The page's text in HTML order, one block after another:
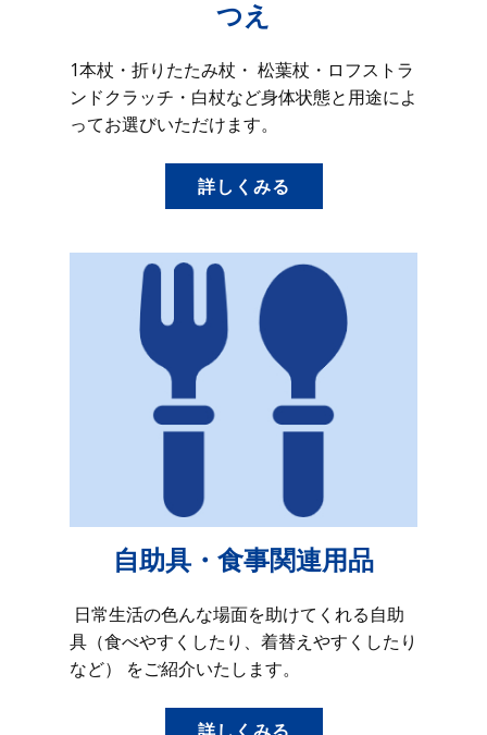
つえ
1本杖・折りたたみ杖・ 松葉杖・ロフストラ
ンドクラッチ・白杖など身体状態と用途によ
ってお選びいただけます。
詳しくみる
自助具・食事関連用品
日常生活の色んな場面を助けてくれる自助
具（食べやすくしたり、着替えやすくしたり
など） をご紹介いたします。